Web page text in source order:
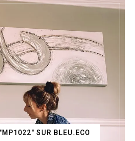
SUR BLEU.ECO